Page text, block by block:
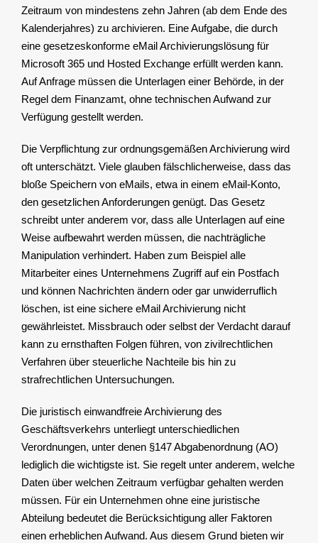
Zeitraum von mindestens zehn Jahren (ab dem Ende des
Kalenderjahres) zu archivieren. Eine Aufgabe, die durch
eine gesetzeskonforme eMail Archivierungslösung für
Microsoft 365 und Hosted Exchange erfüllt werden kann.
Auf Anfrage müssen die Unterlagen einer Behörde, in der
Regel dem Finanzamt, ohne technischen Aufwand zur
Verfügung gestellt werden.
Die Verpflichtung zur ordnungsgemäßen Archivierung wird
oft unterschätzt. Viele glauben fälschlicherweise, dass das
bloße Speichern von eMails, etwa in einem eMail-Konto,
den gesetzlichen Anforderungen genügt. Das Gesetz
schreibt unter anderem vor, dass alle Unterlagen auf eine
Weise aufbewahrt werden müssen, die nachträgliche
Manipulation verhindert. Haben zum Beispiel alle
Mitarbeiter eines Unternehmens Zugriff auf ein Postfach
und können Nachrichten ändern oder gar unwiderruflich
löschen, ist eine sichere eMail Archivierung nicht
gewährleistet. Missbrauch oder selbst der Verdacht darauf
kann zu ernsthaften Folgen führen, von zivilrechtlichen
Verfahren über steuerliche Nachteile bis hin zu
strafrechtlichen Untersuchungen.
Die juristisch einwandfreie Archivierung des
Geschäftsverkehrs unterliegt unterschiedlichen
Verordnungen, unter denen §147 Abgabenordnung (AO)
lediglich die wichtigste ist. Sie regelt unter anderem, welche
Daten über welchen Zeitraum verfügbar gehalten werden
müssen. Für ein Unternehmen ohne eine juristische
Abteilung bedeutet die Berücksichtigung aller Faktoren
einen erheblichen Aufwand. Aus diesem Grund bieten wir